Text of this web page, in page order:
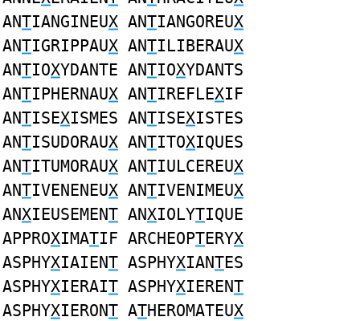
ANTIANGINEUX ANTIANGOREUX
ANTIGRIPPAUX ANTILIBERAUX
ANTIOXYDANTE ANTIOXYDANTS
ANTIPHERNAUX ANTIREFLEXIF
ANTISEXISMES ANTISEXISTES
ANTISUDORAUX ANTITOXIQUES
ANTITUMORAUX ANTIULCEREUX
ANTIVENENEUX ANTIVENIMEUX
ANXIEUSEMENT ANXIOLYTIQUE
APPROXIMATIF ARCHEOPTERYX
ASPHYXIAIENT ASPHYXIANTES
ASPHYXIERAIT ASPHYXIERENT
ASPHYXIERONT ATHEROMATEUX